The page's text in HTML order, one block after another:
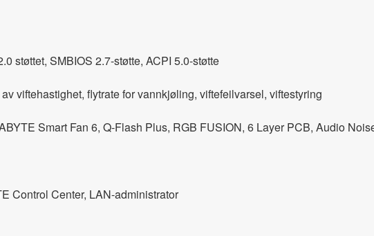
støttet, SMBIOS 2.7-støtte, ACPI 5.0-støtte
viftehastighet, flytrate for vannkjøling, viftefeilvarsel, viftestyring
Smart Fan 6, Q-Flash Plus, RGB FUSION, 6 Layer PCB, Audio
Control Center, LAN-administrator